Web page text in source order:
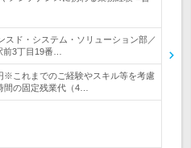
スド・システム・ソリューション部／
3丁目19番…
※これまでのご経験やスキル等を考慮
の固定残業代（4…